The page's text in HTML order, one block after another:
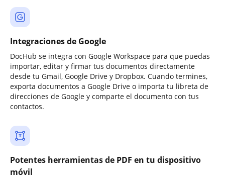
Integraciones de Google
DocHub se integra con Google Workspace para que puedas
importar, editar y firmar tus documentos directamente
desde tu Gmail, Google Drive y Dropbox. Cuando termines,
exporta documentos a Google Drive o importa tu libreta de
direcciones de Google y comparte el documento con tus
contactos.
Potentes herramientas de PDF en tu dispositivo
móvil